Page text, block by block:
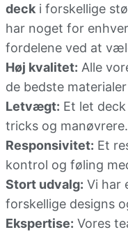
deck i forskellige
har noget for
fordelene ved at
Høj kvalitet: Alle
de bedste
Letvægt: Et let
tricks og manøvrere.
Responsivitet: Et
kontrol og føling
Stort udvalg: Vi har
forskellige designs
Ekspertise: Vores